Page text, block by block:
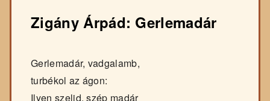
Zigány Árpád: Gerlemadár
Gerlemadár, vadgalamb,
turbékol az ágon:
Ilyen szelid, szép madár